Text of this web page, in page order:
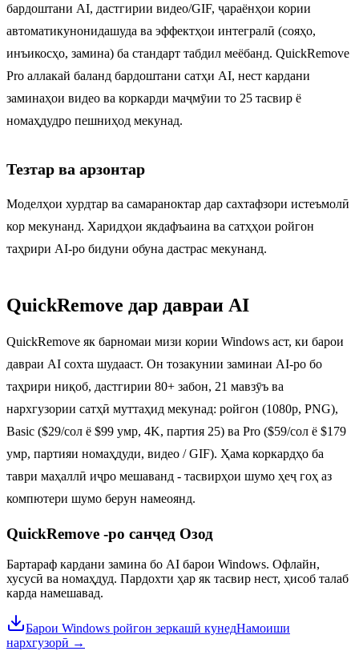
бардоштани AI, дастгирии видео/GIF, ҷараёнҳои кории
автоматикунонидашуда ва эффектҳои интегралӣ (сояҳо,
инъикосҳо, замина) ба стандарт табдил меёбанд. QuickRemove
Pro аллакай баланд бардоштани сатҳи AI, нест кардани
заминаҳои видео ва коркарди маҷмӯии то 25 тасвир ё
номаҳдудро пешниҳод мекунад.
Тезтар ва арзонтар
Моделҳои хурдтар ва самараноктар дар сахтафзори истеъмолӣ
кор мекунанд. Харидҳои якдафъаина ва сатҳҳои ройгон
таҳрири AI-ро бидуни обуна дастрас мекунанд.
QuickRemove дар давраи AI
QuickRemove як барномаи мизи кории Windows аст, ки барои
давраи AI сохта шудааст. Он тозакунии заминаи AI-ро бо
таҳрири ниқоб, дастгирии 80+ забон, 21 мавзӯъ ва
нархгузории сатҳӣ муттаҳид мекунад: ройгон (1080p, PNG),
Basic ($29/сол ё $99 умр, 4K, партия 25) ва Pro ($59/сол ё $179
умр, партияи номаҳдуди, видео / GIF). Ҳама коркардҳо ба
таври маҳаллӣ иҷро мешаванд - тасвирҳои шумо ҳеҷ гоҳ аз
компютери шумо берун намеоянд.
QuickRemove -ро санҷед Озод
Бартараф кардани замина бо AI барои Windows. Офлайн,
хусусӣ ва номаҳдуд. Пардохти ҳар як тасвир нест, ҳисоб талаб
карда намешавад.
Барои Windows ройгон зеркашӣ кунедНамоиши
нархгузорӣ →